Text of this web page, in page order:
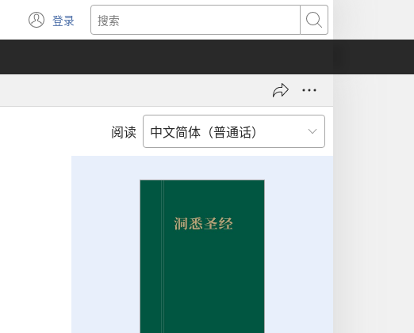
登录
（打
开
窗
搜
索
阅读